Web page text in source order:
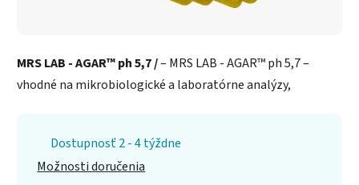
MRS LAB - AGAR™ ph 5,7 /– MRS LAB - AGAR™ ph 5,7 –
vhodné na mikrobiologické a laboratórne analýzy,
Dostupnosť 2 - 4 týždne
Možnosti doručenia